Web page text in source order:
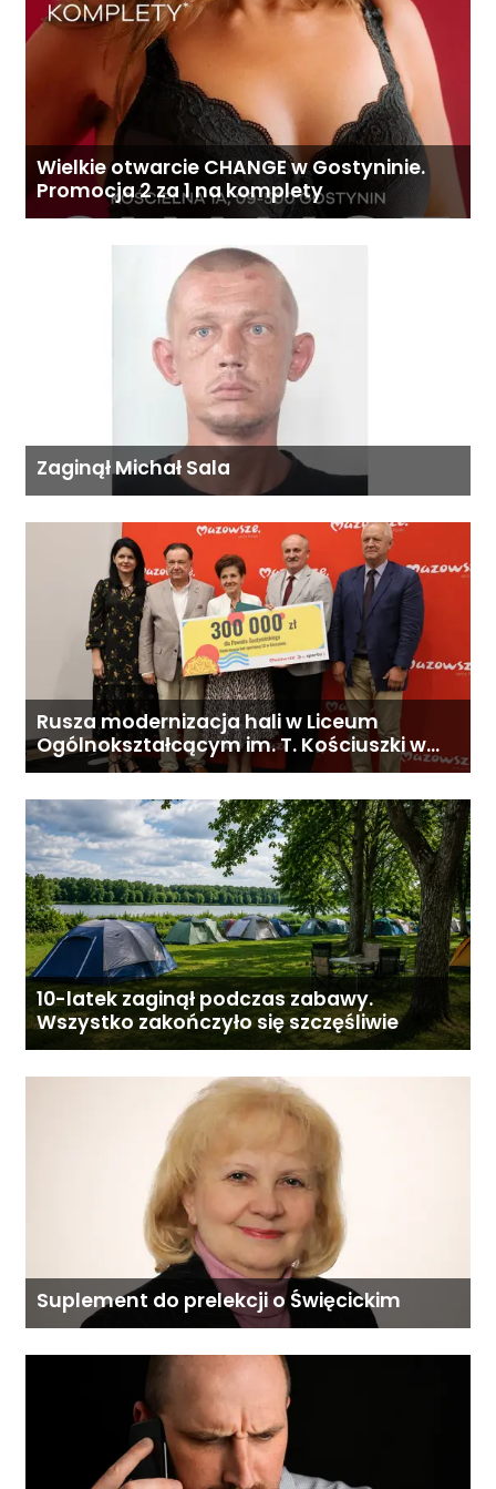
Wielkie otwarcie CHANGE w Gostyninie.
Promocja 2 za 1 na komplety
Zaginął Michał Sala
Rusza modernizacja hali w Liceum
Ogólnokształcącym im. T. Kościuszki w
Gostyninie
10-latek zaginął podczas zabawy.
Wszystko zakończyło się szczęśliwie
Suplement do prelekcji o Święcickim